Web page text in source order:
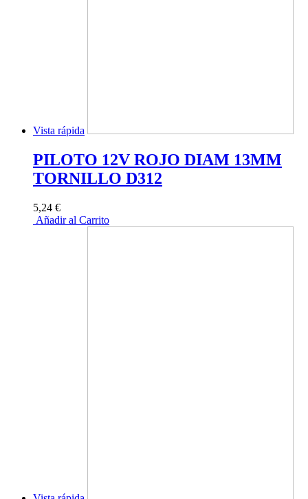
Vista rápida
PILOTO 12V ROJO DIAM 13MM
TORNILLO D312
5,24 €
Añadir al Carrito